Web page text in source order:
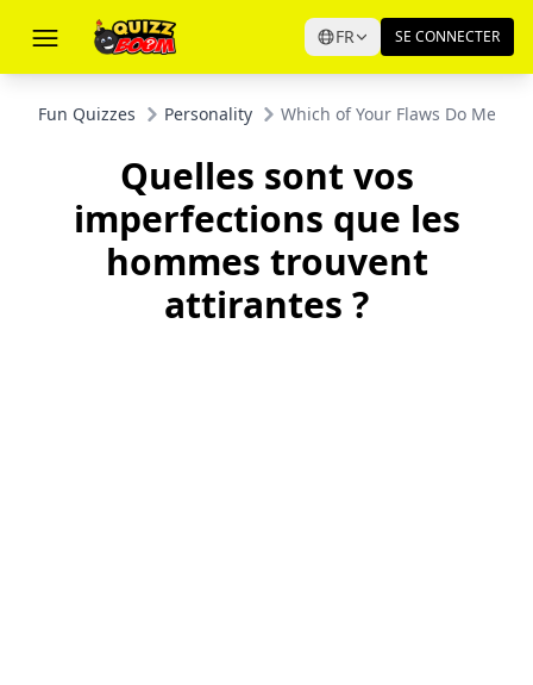
FR SE CONNECTER
Fun Quizzes Personality Which of Your Flaws Do Men
Quelles sont vos
imperfections que les
hommes trouvent
attirantes ?